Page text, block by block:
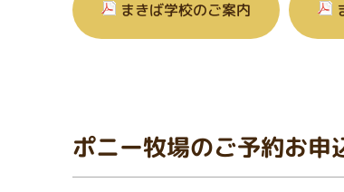
まきば学校のご案内
ポニー牧場のご予約お申